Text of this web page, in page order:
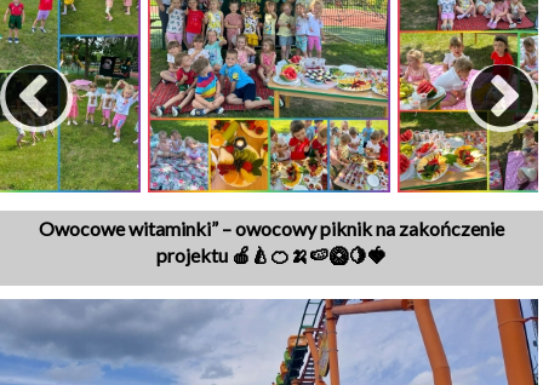
Owocowe witaminki” – owocowy piknik na zakończenie
projektu 🍎🍐🍊🍌🍉🥝🍋🍓